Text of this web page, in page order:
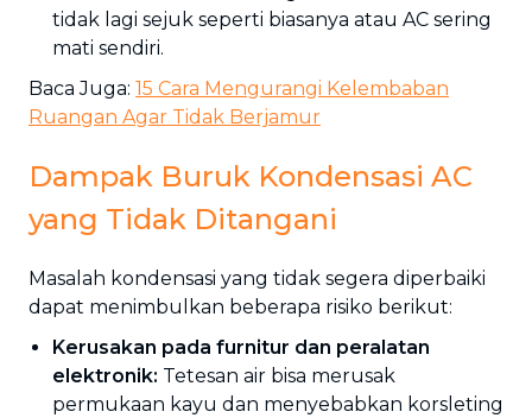
tidak lagi sejuk seperti biasanya atau AC sering
mati sendiri.
Baca Juga: 15 Cara Mengurangi Kelembaban
Ruangan Agar Tidak Berjamur
Dampak Buruk Kondensasi AC
yang Tidak Ditangani
Masalah kondensasi yang tidak segera diperbaiki
dapat menimbulkan beberapa risiko berikut:
Kerusakan pada furnitur dan peralatan
elektronik: Tetesan air bisa merusak
permukaan kayu dan menyebabkan korsleting